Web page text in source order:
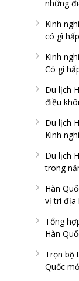
những
Kinh
có gì
Kinh
Có gì
Du lịch
điều
Du lịch
Kinh
Du lịch
trong
Hàn
vị trí địa
Tổng
Hàn
Trọn bộ
Quốc